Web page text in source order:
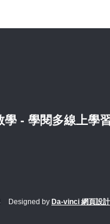
- 學閱多線上學
Designed by Da-vinci 網頁設計